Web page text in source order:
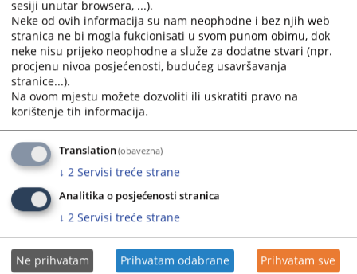
Prikazana vijest je na: Hrvatski jezik
Prateći dokumenti
68 0 Rs 079835 24 Rsž
154PREGLEDA
sesiji unutar browsera, ...).
Neke od ovih informacija su nam neophodne i bez njih web
stranica ne bi mogla fukcionisati u svom punom obimu, dok
neke nisu prijeko neophodne a služe za dodatne stvari (npr.
procjenu nivoa posjećenosti, budućeg usavršavanja
stranice...).
Na ovom mjestu možete dozvoliti ili uskratiti pravo na
korištenje tih informacija.
Translation(obavezna)
↓ 2 Servisi treće strane
Analitika o posjećenosti stranica
↓ 2 Servisi treće strane
Ne prihvatam Prihvatam odabrane Prihvatam sve